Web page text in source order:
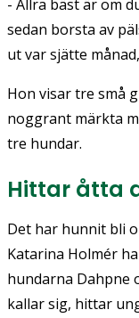
- Allra bäst är om
sedan borsta av
ut var sjätte
Hon visar tre små
noggrant märkta
tre hundar.
Hittar åtta
Det har hunnit bli
Katarina Holmér
hundarna Dahpne
kallar sig, hittar